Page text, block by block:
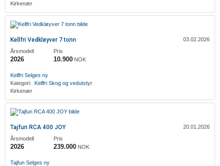
Kirkenær
Kellfri Vedkløyver 7 tonn
03.02.2026
Årsmodell
2026
Pris
10.900 NOK
Kellfri Selges ny
Kategori: Kellfri Skog og vedutstyr
Kirkenær
Tajfun RCA 400 JOY
20.01.2026
Årsmodell
2026
Pris
239.000 NOK
Tajfun Selges ny